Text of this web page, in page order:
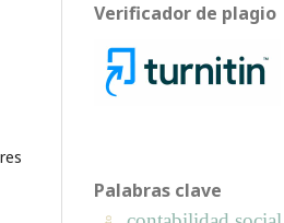
Verificador de plagio
Palabras clave